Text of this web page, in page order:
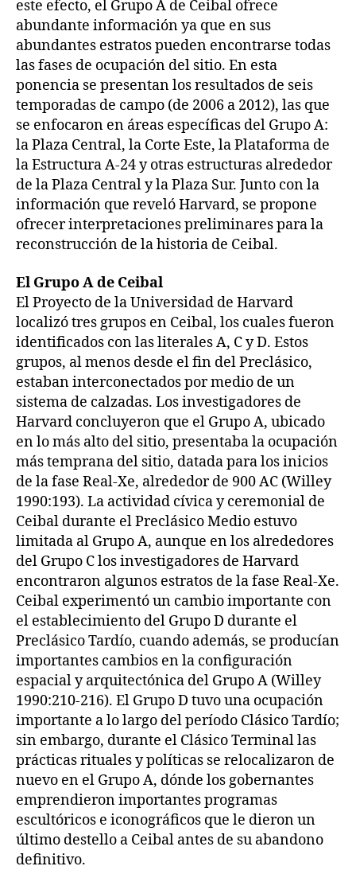
este efecto, el Grupo A de Ceibal ofrece
abundante información ya que en sus
abundantes estratos pueden encontrarse todas
las fases de ocupación del sitio. En esta
ponencia se presentan los resultados de seis
temporadas de campo (de 2006 a 2012), las que
se enfocaron en áreas específicas del Grupo A:
la Plaza Central, la Corte Este, la Plataforma de
la Estructura A-24 y otras estructuras alrededor
de la Plaza Central y la Plaza Sur. Junto con la
información que reveló Harvard, se propone
ofrecer interpretaciones preliminares para la
reconstrucción de la historia de Ceibal.
El Grupo A de Ceibal
El Proyecto de la Universidad de Harvard
localizó tres grupos en Ceibal, los cuales fueron
identificados con las literales A, C y D. Estos
grupos, al menos desde el fin del Preclásico,
estaban interconectados por medio de un
sistema de calzadas. Los investigadores de
Harvard concluyeron que el Grupo A, ubicado
en lo más alto del sitio, presentaba la ocupación
más temprana del sitio, datada para los inicios
de la fase Real-Xe, alrededor de 900 AC (Willey
1990:193). La actividad cívica y ceremonial de
Ceibal durante el Preclásico Medio estuvo
limitada al Grupo A, aunque en los alrededores
del Grupo C los investigadores de Harvard
encontraron algunos estratos de la fase Real-Xe.
Ceibal experimentó un cambio importante con
el establecimiento del Grupo D durante el
Preclásico Tardío, cuando además, se producían
importantes cambios en la configuración
espacial y arquitectónica del Grupo A (Willey
1990:210-216). El Grupo D tuvo una ocupación
importante a lo largo del período Clásico Tardío;
sin embargo, durante el Clásico Terminal las
prácticas rituales y políticas se relocalizaron de
nuevo en el Grupo A, dónde los gobernantes
emprendieron importantes programas
escultóricos e iconográficos que le dieron un
último destello a Ceibal antes de su abandono
definitivo.